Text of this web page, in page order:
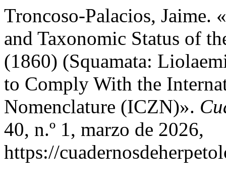
Troncoso-Palacios, Jaime.
and Taxonomic Status of
(1860) (Squamata:
to Comply With the
Nomenclature (ICZN)».
40, n.º 1, marzo de 2026,
https://